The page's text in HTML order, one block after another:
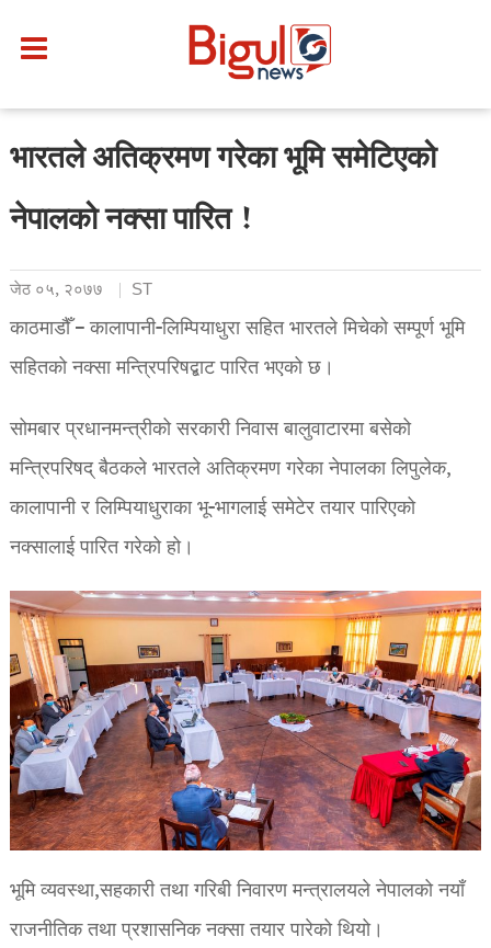
भारतले अतिक्रमण गरेका भूमि समेटिएको
नेपालको नक्सा पारित !
जेठ ०५, २०७७ ST
काठमाडौँ – कालापानी-लिम्पियाधुरा सहित भारतले मिचेको सम्पूर्ण भूमि
सहितको नक्सा मन्त्रिपरिषद्बाट पारित भएको छ।
सोमबार प्रधानमन्त्रीको सरकारी निवास बालुवाटारमा बसेको
मन्त्रिपरिषद् बैठकले भारतले अतिक्रमण गरेका नेपालका लिपुलेक,
कालापानी र लिम्पियाधुराका भू-भागलाई समेटेर तयार पारिएको
नक्सालाई पारित गरेको हो।
भूमि व्यवस्था,सहकारी तथा गरिबी निवारण मन्त्रालयले नेपालको नयाँ
राजनीतिक तथा प्रशासनिक नक्सा तयार पारेको थियो।